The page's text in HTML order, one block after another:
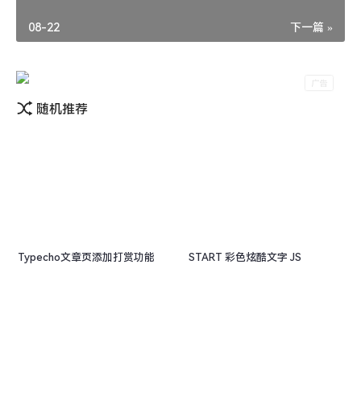
下一篇 »
08-22
随机推荐
Typecho文章页添加打赏功能 START 彩色炫酷文字 JS